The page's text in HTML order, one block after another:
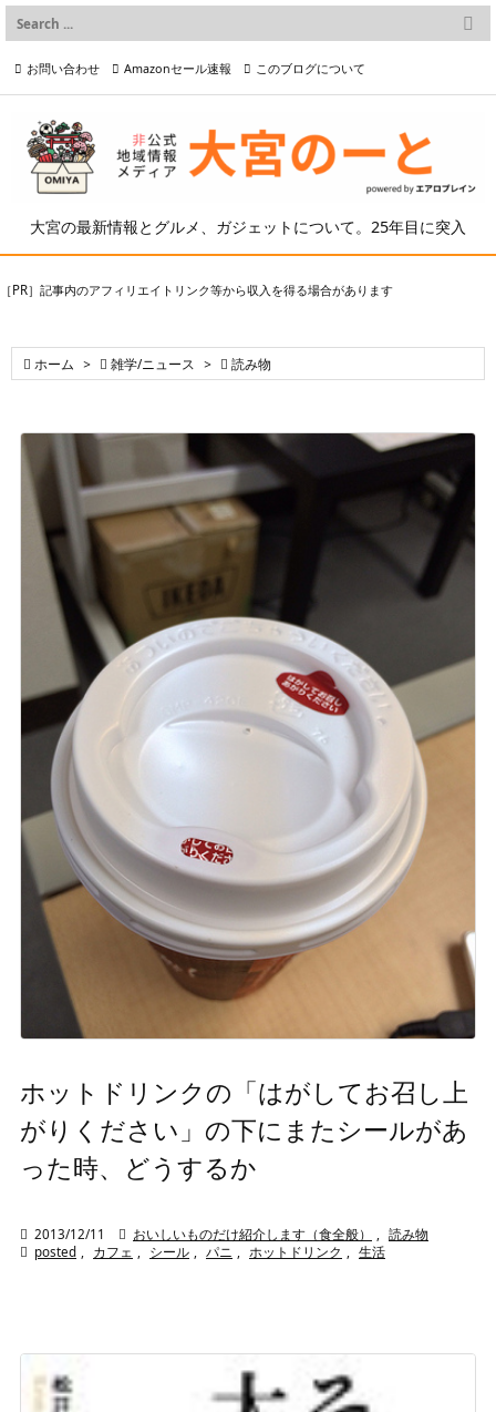
大宮の最新情報とグルメ、ガジェットについて。25年目に突入

メニュー

検索
お問い合わせ Amazonセール速報 このブログについて
プライバシーポリシー等
［PR］記事内のアフィリエイトリンク等から収入を得る場合があります
 ホーム >  雑学/ニュース >  読み物
ホットドリンクの「はがしてお召し上
がりください」の下にまたシールがあ
った時、どうするか
 2013/12/11  おいしいものだけ紹介します（食全般） , 読み物
 posted , カフェ , シール , パニ , ホットドリンク , 生活